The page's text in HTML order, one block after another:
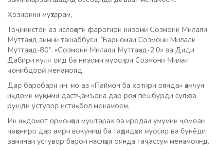
Ҳозирини муҳтарам,
Тоҷикистон аз ислоҳоти фарогири низоми Созмони Милали
Муттаҳид зимни ташаббуси “Барномаи Созмони Милали
Муттаҳид-80”, «Созмони Милали Муттаҳид-2.0» ва Диди
Дабири кулл оид ба низоми муосири Созмони Милал
ҷонибдорӣ менамояд.
Дар баробари ин, мо аз «Паймон ба хотири оянда» ҳамчун
иқдоми муҳимми дастҷамъона дар роҳи пешбурди сулҳ ва
рушди устувор истиқбол менамоем.
Ин иқдомот ормонҳои муштарак ва иродаи умумии ҷомеаи
ҷаҳониро дар амри вокуниш ба таҳдидҳои муосир ва бунёди
заминаи устувор барои наслҳои оянда таҷассум менамоянд.